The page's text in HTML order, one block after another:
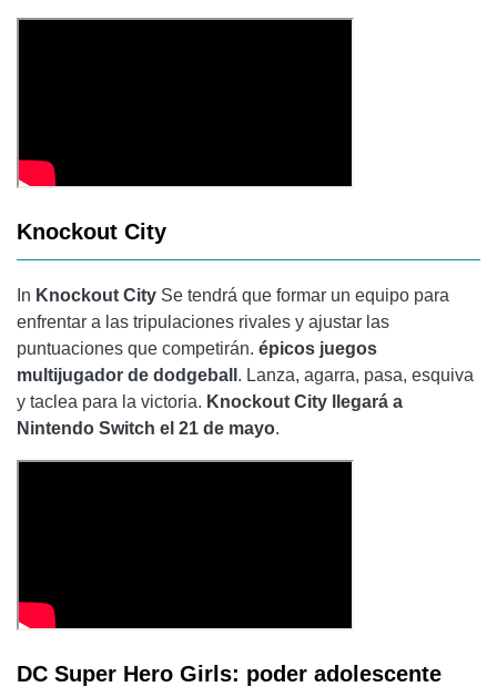
Knockout City
In Knockout City Se tendrá que formar un equipo para
enfrentar a las tripulaciones rivales y ajustar las
puntuaciones que competirán. épicos juegos
multijugador de dodgeball . Lanza, agarra, pasa, esquiva
y taclea para la victoria. Knockout City llegará a
Nintendo Switch el 21 de mayo.
DC Super Hero Girls: poder adolescente